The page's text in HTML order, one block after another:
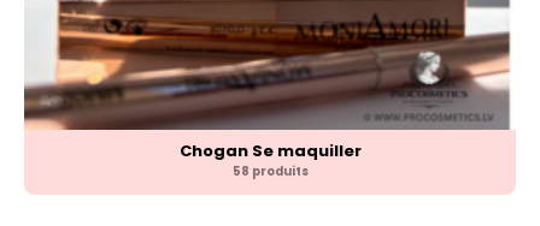
Chogan Se maquiller
58 produits